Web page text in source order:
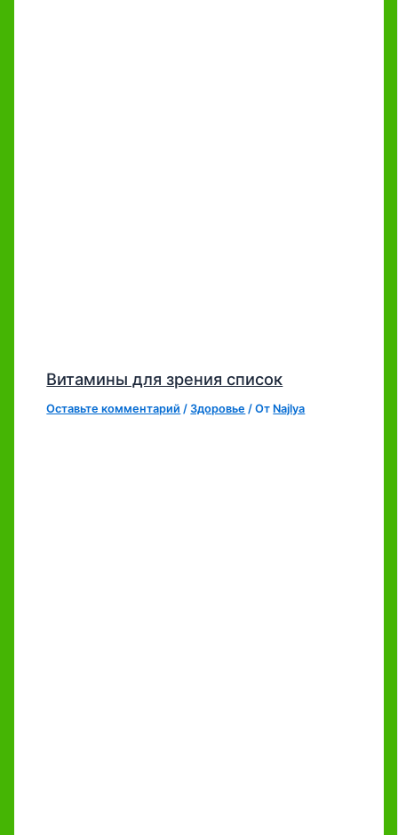
Витамины для зрения список
Оставьте комментарий /Здоровье / От Najlya